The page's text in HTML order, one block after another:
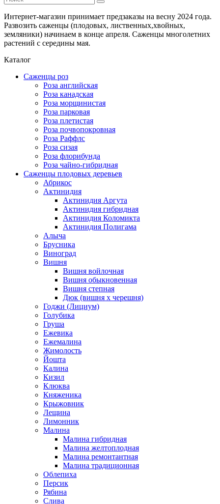
Интернет-магазин принимает предзаказы на весну 2024 года.
Развозить саженцы (плодовых, лиственных,хвойных,
земляники) начинаем в конце апреля. Саженцы многолетних
растений с середины мая.
Каталог
Саженцы роз
Роза английская
Роза канадская
Роза морщинистая
Роза парковая
Роза плетистая
Роза почвопокровная
Роза Раффлс
Роза сизая
Роза флорибунда
Роза чайно-гибридная
Саженцы плодовых деревьев
Абрикос
Актинидия
Актинидия Аргута
Актинидия гибридная
Актинидия Коломикта
Актинидия Полигама
Алыча
Брусника
Виноград
Вишня
Вишня войлочная
Вишня обыкновенная
Вишня степная
Дюк (вишня х черешня)
Годжи (Лициум)
Голубика
Груша
Ежевика
Ежемалина
Жимолость
Йошта
Калина
Кизил
Клюква
Княженика
Крыжовник
Лещина
Лимонник
Малина
Малина гибридная
Малина желтоплодная
Малина ремонтантная
Малина традиционная
Облепиха
Персик
Рябина
Слива